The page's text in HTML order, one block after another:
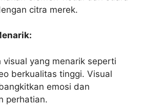
citra merek.
visual yang menarik seperti
berkualitas tinggi. Visual
emosi dan
perhatian.